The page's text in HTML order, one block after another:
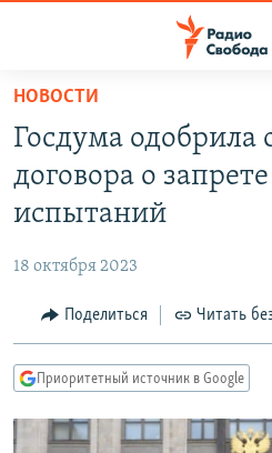
упрощенного
доступа
основному
Вернутся
Вернутся
поиску
ПОДКАСТЫ
АВТОРСКИЕ ПРОЕКТЫ
МНЕНИЯ
КУЛЬТУРА
КАВКАЗ.РЕАЛИИ
СЕВЕР.РЕАЛИИ
НОВОСТИ
Госдума одобрила
договора о
испытаний
18 октября 2023
Поделиться Читать
Приоритетный источник в Google